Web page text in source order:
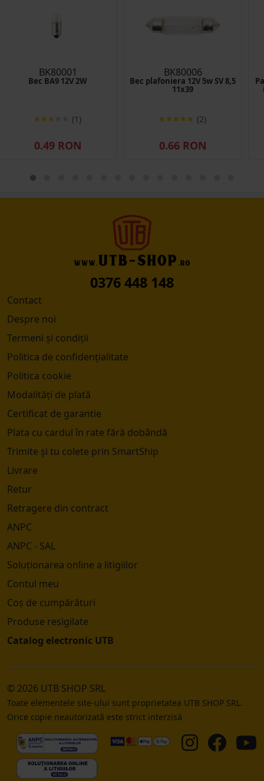
BK80001
Bec BA9 12V 2W
(1)
0.49 RON
BK80006
Bec plafoniera 12V 5w SV 8,5
11x39
(2)
0.66 RON
0376 448 148
Contact
Despre noi
Termeni și condiții
Politica de confidențialitate
Politica cookie
Modalități de plată
Certificat de garantie
Plata cu cardul în rate fără dobândă
Trimite și tu colete prin SmartShip
Livrare
Retur
Retragere din contract
ANPC
ANPC - SAL
Soluționarea online a litigiilor
Contul meu
Coș de cumpărături
Produse resigilate
Catalog electronic UTB
© 2026 UTB SHOP SRL
Toate elementele site-ului sunt proprietatea UTB SHOP SRL.
Orice copie neautorizată este strict interzisă